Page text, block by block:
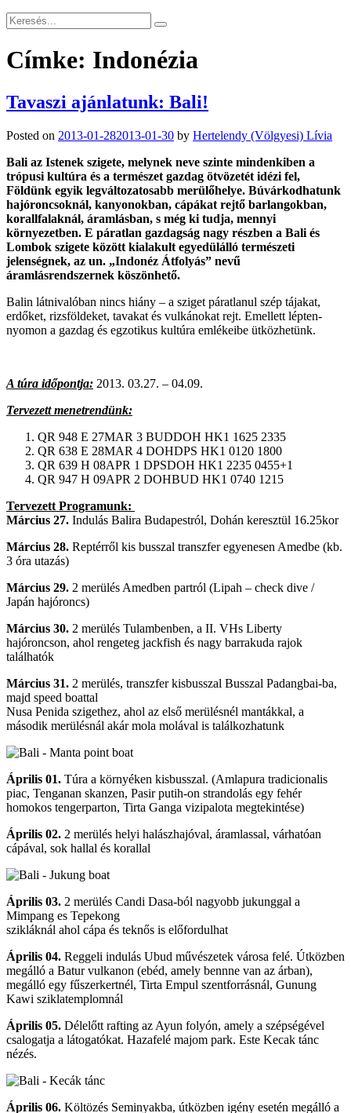
Címke: Indonézia
Tavaszi ajánlatunk: Bali!
Posted on 2013-01-282013-01-30 by Hertelendy (Völgyesi) Lívia
Bali az Istenek szigete, melynek neve szinte mindenkiben a
trópusi kultúra és a természet gazdag ötvözetét idézi fel,
Földünk egyik legváltozatosabb merülőhelye. Búvárkodhatunk
hajóroncsoknál, kanyonokban, cápákat rejtő barlangokban,
korallfalaknál, áramlásban, s még ki tudja, mennyi
környezetben. E páratlan gazdagság nagy részben a Bali és
Lombok szigete között kialakult egyedülálló természeti
jelenségnek, az un. „Indonéz Átfolyás” nevű
áramlásrendszernek köszönhető.
Balin látnivalóban nincs hiány – a sziget páratlanul szép tájakat,
erdőket, rizsföldeket, tavakat és vulkánokat rejt. Emellett lépten-
nyomon a gazdag és egzotikus kultúra emlékeibe ütközhetünk.
A túra időpontja: 2013. 03.27. – 04.09.
Tervezett menetrendünk:
QR 948 E 27MAR 3 BUDDOH HK1 1625 2335
QR 638 E 28MAR 4 DOHDPS HK1 0120 1800
QR 639 H 08APR 1 DPSDOH HK1 2235 0455+1
QR 947 H 09APR 2 DOHBUD HK1 0740 1215
Tervezett Programunk:
Március 27. Indulás Balira Budapestról, Dohán keresztül 16.25kor
Március 28. Reptérről kis busszal transzfer egyenesen Amedbe (kb.
3 óra utazás)
Március 29. 2 merülés Amedben partról (Lipah – check dive /
Japán hajóroncs)
Március 30. 2 merülés Tulambenben, a II. VHs Liberty
hajóroncson, ahol rengeteg jackfish és nagy barrakuda rajok
találhatók
Március 31. 2 merülés, transzfer kisbusszal Busszal Padangbai-ba,
majd speed boattal
Nusa Penida szigethez, ahol az első merülésnél mantákkal, a
második merülésnál akár mola molával is találkozhatunk
Április 01. Túra a környéken kisbusszal. (Amlapura tradicionalis
piac, Tenganan skanzen, Pasir putih-on strandolás egy fehér
homokos tengerparton, Tirta Ganga vizipalota megtekintése)
Április 02. 2 merülés helyi halászhajóval, áramlassal, várhatóan
cápával, sok hallal és korallal
Április 03. 2 merülés Candi Dasa-ból nagyobb jukunggal a
Mimpang es Tepekong
szikláknál ahol cápa és teknős is előfordulhat
Április 04. Reggeli indulás Ubud művészetek városa felé. Útközben
megálló a Batur vulkanon (ebéd, amely bennne van az árban),
megálló egy fűszerkertnél, Tirta Empul szentforrásnál, Gunung
Kawi sziklatemplomnál
Április 05. Délelőtt rafting az Ayun folyón, amely a szépségével
csalogatja a látogatókat. Hazafelé majom park. Este Kecak tánc
nézés.
Április 06. Költözés Seminyakba, útközben igény esetén megálló a